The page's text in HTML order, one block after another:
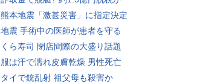
熊本地震「激甚災害」に指定決定
地震 手術中の医師が患者を守る
くら寿司 閉店間際の大盛り話題
服は汗で濡れ皮膚乾燥 男性死亡
タイで銃乱射 祖父母も殺害か